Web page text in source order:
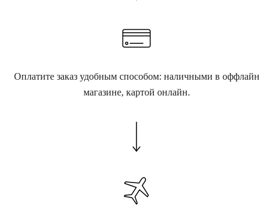
Оплатите заказ удобным способом: наличными в оффлайн
магазине, картой онлайн.